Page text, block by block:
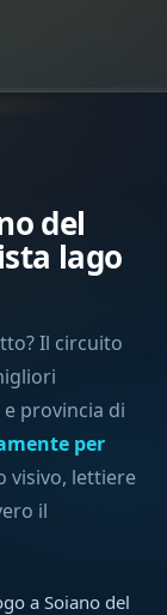
del
lago
Il circuito
e provincia di
per
visivo, lettiere
il
a Soiano del